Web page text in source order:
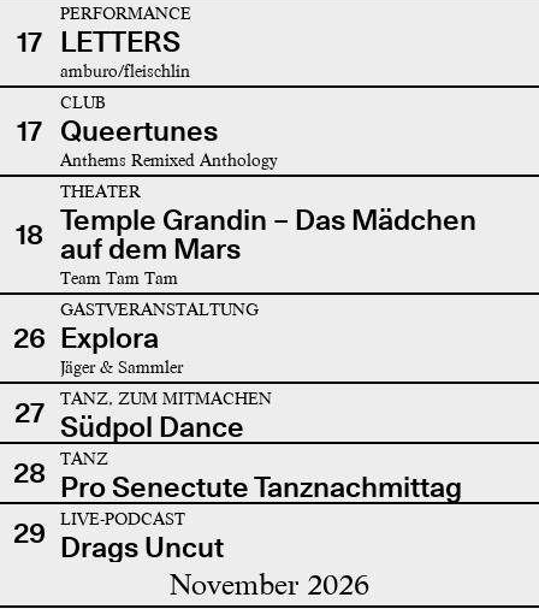
17
PERFORMANCE
LETTERS
amburo/fleischlin
17
CLUB
Queertunes
Anthems Remixed Anthology
18
THEATER
Temple Grandin – Das Mädchen
auf dem Mars
Team Tam Tam
26
GASTVERANSTALTUNG
Explora
Jäger & Sammler
27 TANZ, ZUM MITMACHEN
Südpol Dance
28
TANZ
Pro Senectute Tanznachmittag
29
LIVE-PODCAST
Drags Uncut
November 2026